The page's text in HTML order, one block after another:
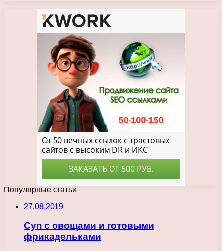
Популярные статьи
27.08.2019
Суп с овощами и готовыми
фрикадельками